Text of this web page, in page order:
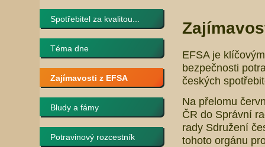
Spotřebitel za kvalitou...
Téma dne
Zajímavosti z EFSA
Bludy a fámy
Potravinový rozcestník
EFSA je
bezpečnosti
českých
Na přelomu
ČR do Správní
rady Sdružení
tohoto orgánu